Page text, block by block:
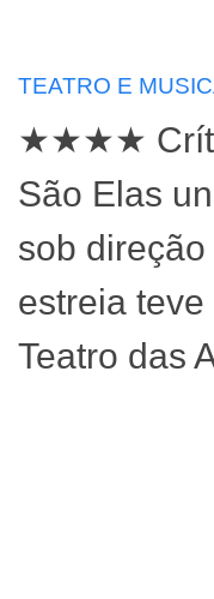
TEATRO E
★★★★
São Elas
sob
estreia
Teatro das